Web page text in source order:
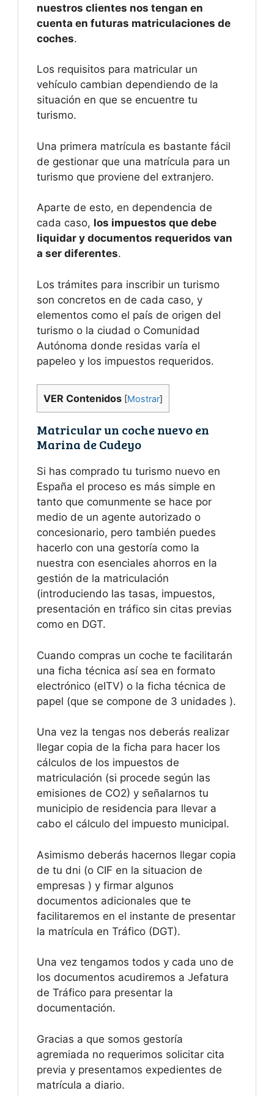
nuestros clientes nos tengan en
cuenta en futuras matriculaciones de
coches.
Los requisitos para matricular un
vehículo cambian dependiendo de la
situación en que se encuentre tu
turismo.
Una primera matrícula es bastante fácil
de gestionar que una matrícula para un
turismo que proviene del extranjero.
Aparte de esto, en dependencia de
cada caso, los impuestos que debe
liquidar y documentos requeridos van
a ser diferentes.
Los trámites para inscribir un turismo
son concretos en de cada caso, y
elementos como el país de origen del
turismo o la ciudad o Comunidad
Autónoma donde residas varía el
papeleo y los impuestos requeridos.
VER Contenidos [Mostrar]
Matricular un coche nuevo en
Marina de Cudeyo
Si has comprado tu turismo nuevo en
España el proceso es más simple en
tanto que comunmente se hace por
medio de un agente autorizado o
concesionario, pero también puedes
hacerlo con una gestoría como la
nuestra con esenciales ahorros en la
gestión de la matriculación
(introduciendo las tasas, impuestos,
presentación en tráfico sin citas previas
como en DGT.
Cuando compras un coche te facilitarán
una ficha técnica así sea en formato
electrónico (eITV) o la ficha técnica de
papel (que se compone de 3 unidades ).
Una vez la tengas nos deberás realizar
llegar copia de la ficha para hacer los
cálculos de los impuestos de
matriculación (si procede según las
emisiones de CO2) y señalarnos tu
municipio de residencia para llevar a
cabo el cálculo del impuesto municipal.
Asimismo deberás hacernos llegar copia
de tu dni (o CIF en la situacion de
empresas ) y firmar algunos
documentos adicionales que te
facilitaremos en el instante de presentar
la matrícula en Tráfico (DGT).
Una vez tengamos todos y cada uno de
los documentos acudiremos a Jefatura
de Tráfico para presentar la
documentación.
Gracias a que somos gestoría
agremiada no requerimos solicitar cita
previa y presentamos expedientes de
matrícula a diario.